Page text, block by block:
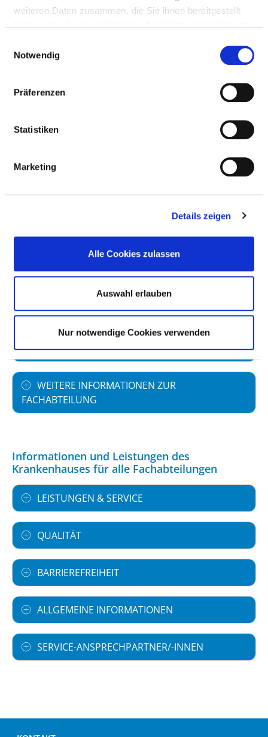
weiteren Daten zusammen, die Sie ihnen bereitgestellt
Notwendig
Präferenzen
Statistiken
Marketing
Details zeigen
Alle Cookies zulassen
Auswahl erlauben
Nur notwendige Cookies verwenden
Prof. Dr. med. Carsten Böger (Innere Medizin,
Nephrologie, Rheumatologie, Diabetologie)
Fachabteilung
Vollstationäre Fallzahl: 1.125
PERSONELLE AUSSTATTUNG
FACHEXPERTISE UND WEITERBILDUNG
MEDIZINISCHES LEISTUNGSANGEBOT MIT
FALLZAHLEN
WEITERE INFORMATIONEN ZUR
FACHABTEILUNG
Informationen und Leistungen des
Krankenhauses für alle Fachabteilungen
LEISTUNGEN & SERVICE
QUALITÄT
BARRIEREFREIHEIT
ALLGEMEINE INFORMATIONEN
SERVICE-ANSPRECHPARTNER/-INNEN